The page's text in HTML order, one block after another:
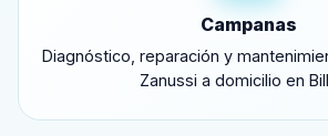
Campanas
Diagnóstico, reparación y
Zanussi a domicilio en